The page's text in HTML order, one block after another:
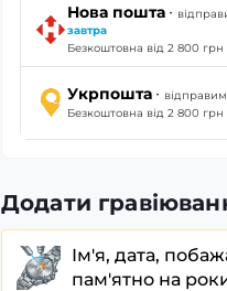
Нова пошта ·
завтра
Безкоштовна від 2 800 грн
Укрпошта ·
Безкоштовна від 2 800 грн
Додати
Ім'я, дата,
пам'ятно на